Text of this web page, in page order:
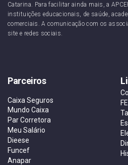
Catarina. Para facilitar ainda mais, a
instituições educacionais, de saúde,
comerciais. A comunicação com os
site e redes sociais.
Parceiros
Caixa Seguros
Mundo Caixa
Par Corretora
Meu Salário
Dieese
Funcef
Anapar